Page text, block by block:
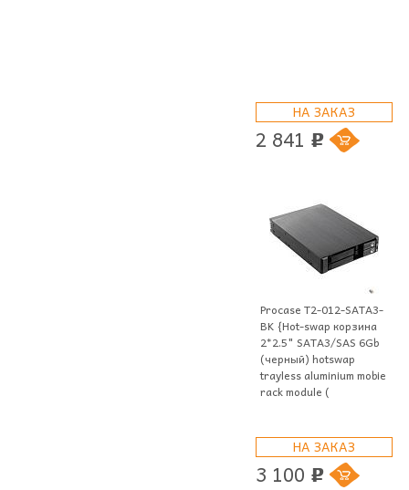
НА ЗАКАЗ
2 841 p
Procase T2-012-SATA3-
BK {Hot-swap корзина
2*2.5" SATA3/SAS 6Gb
(черный) hotswap
trayless aluminium mobie
rack module (
НА ЗАКАЗ
3 100 p